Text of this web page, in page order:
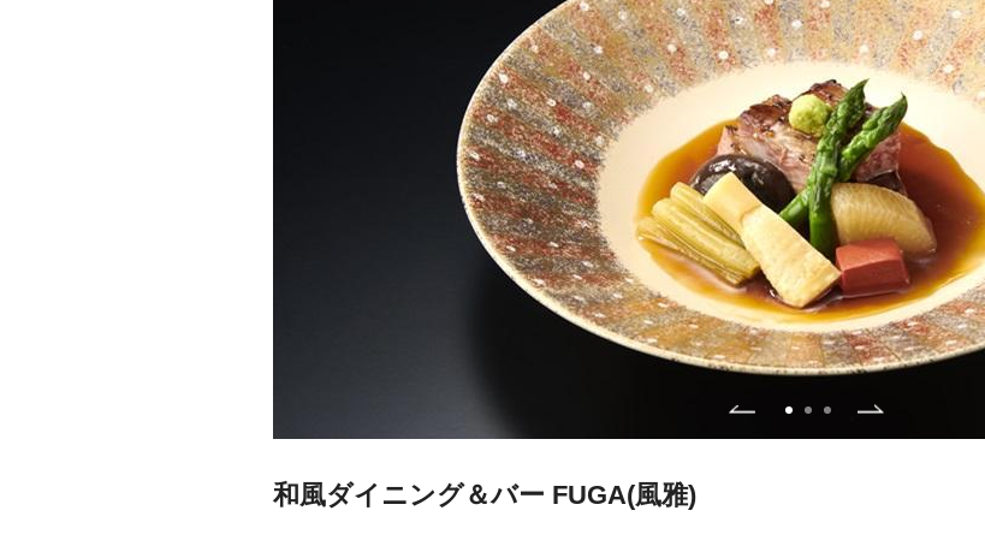
和風ダイニング＆バー FUGA(風雅)